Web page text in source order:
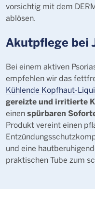
vorsichtig mit dem
ablösen.
Akutpflege bei
Bei einem aktiven
empfehlen wir das
Kühlende Kopfhaut-
gereizte und irritierte
einenspürbaren
Produkt vereint einen
und eine
praktischen Tube zum